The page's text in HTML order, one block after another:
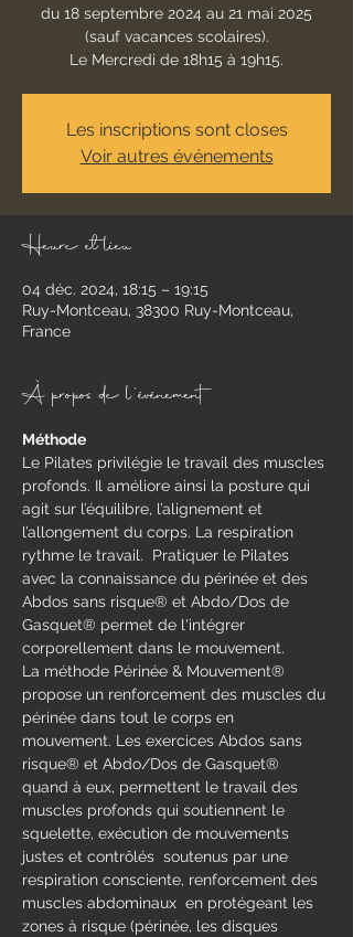
du 18 septembre 2024 au 21 mai 2025
(sauf vacances scolaires).
Le Mercredi de 18h15 à 19h15.
Les inscriptions sont closes
Voir autres événements
Heure et lieu
04 déc. 2024, 18:15 – 19:15
Ruy-Montceau, 38300 Ruy-Montceau,
France
À propos de l'événement
Méthode
​Le Pilates privilégie le travail des muscles
profonds. Il améliore ainsi la posture qui
agit sur l’équilibre, l’alignement et
l’allongement du corps. La respiration
rythme le travail.  Pratiquer le Pilates
avec la connaissance du périnée et des
Abdos sans risque® et Abdo/Dos de
Gasquet® permet de l'intégrer
corporellement dans le mouvement.
La méthode Périnée & Mouvement®
propose un renforcement des muscles du
périnée dans tout le corps en
mouvement.​ Les exercices Abdos sans
risque® et Abdo/Dos de Gasquet®
quand à eux, permettent le travail des
muscles profonds qui soutiennent le
squelette, exécution de mouvements
justes et contrôlés  soutenus par une
respiration consciente, renforcement des
muscles abdominaux  en protégeant les
zones à risque (périnée, les disques